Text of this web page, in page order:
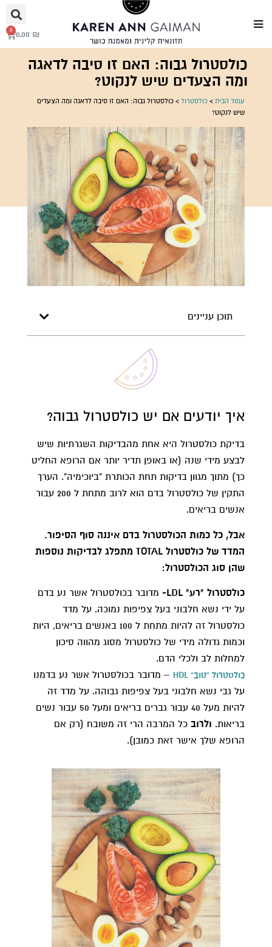
0.00 ₪
0
כולסטרול גבוה: האם זו סיבה לדאגה
ומה הצעדים שיש לנקוט?
עמוד הבית> כולסטרול> כולסטרול גבוה: האם זו סיבה לדאגה ומה הצעדים
שיש לנקוט?
תוכן עניינים
איך יודעים אם יש כולסטרול גבוה?​
בדיקת כולסטרול היא אחת מהבדיקות השגרתיות שיש
לבצע מידי שנה (או באופן תדיר יותר אם הרופא החליט
כך) מתוך מגוון בדיקות תחת הכותרת "ביוכימיה". הערך
התקין של כולסטרול בדם הוא לרוב מתחת ל 200 עבור
אנשים בריאים.
אבל, כל כמות הכולסטרול בדם איננה סוף הסיפור.
המדד של כולסטרול TOTAL מתפלג לבדיקות נוספות
שהן סוג הכולסטרול:
כולסטרול "רע" LDL-
מדובר בכולסטרול אשר נע בדם
על ידי נשא חלבוני בעל צפיפות נמוכה. על מדד
כולסטרול זה להיות מתחת ל 100 באנשים בריאים, היות
וכמות גדולה מידי של כולסטרול מסוג מהווה סיכון
למחלות לב ולכלי הדם.
כולסטרול "טוב" HDL
– מדובר בכולסטרול אשר נע בדמנו
על גבי נשא חלבוני בעל צפיפות גבוהה. על מדד זה
להיות מעל 40 עבור גברים בריאים ומעל 50 עבור נשים
בריאות. ולרובכל המרבה הרי זה משובח (רק אם
הרופא שלך אישר זאת כמובן).